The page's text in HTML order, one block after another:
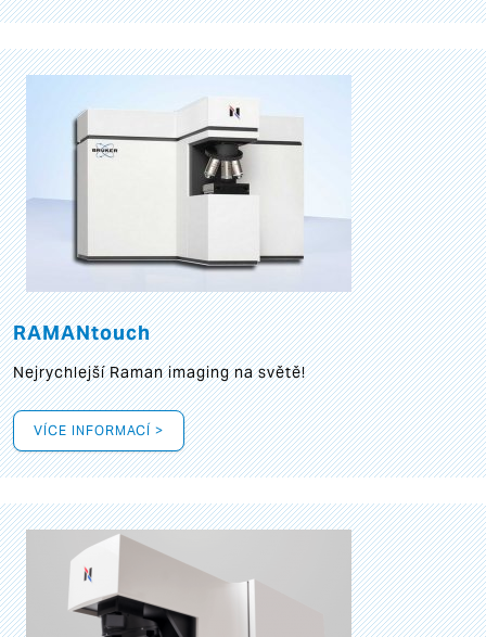
RAMANtouch
Nejrychlejší Raman imaging na světě!
VÍCE INFORMACÍ >